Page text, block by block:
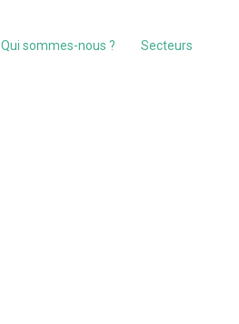
Qui sommes-nous ? Secteurs